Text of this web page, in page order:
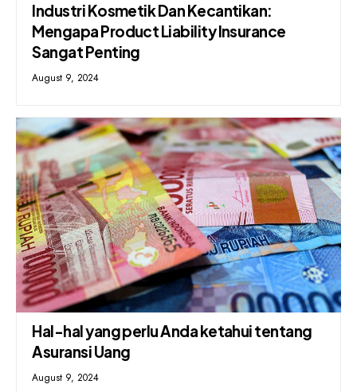
Industri Kosmetik Dan Kecantikan:
Mengapa Product Liability Insurance
Sangat Penting
August 9, 2024
Hal-hal yang perlu Anda ketahui tentang
Asuransi Uang
August 9, 2024